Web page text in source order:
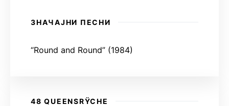
ЗНАЧАЈНИ ПЕСНИ
“Round and Round” (1984)
48 QUEENSRŸCHE